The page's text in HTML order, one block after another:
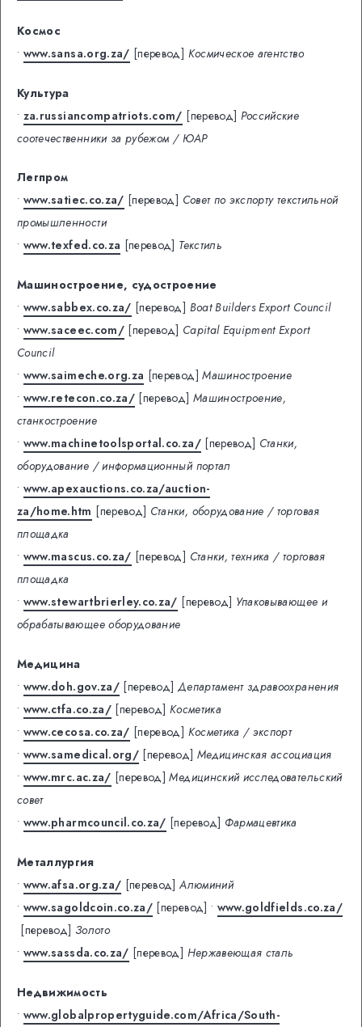
Космос
• www.sansa.org.za/ [перевод] Космическое агентство
Культура
• za.russiancompatriots.com/ [перевод] Российские
соотечественники за рубежом / ЮАР
Легпром
• www.satiec.co.za/ [перевод] Совет по экспорту текстильной
промышленности
• www.texfed.co.za [перевод] Текстиль
Машиностроение, судостроение
• www.sabbex.co.za/ [перевод] Boat Builders Export Council
• www.saceec.com/ [перевод] Capital Equipment Export
Council
• www.saimeche.org.za [перевод] Машиностроение
• www.retecon.co.za/ [перевод] Машиностроение,
станкостроение
• www.machinetoolsportal.co.za/ [перевод] Станки,
оборудование / информационный портал
• www.apexauctions.co.za/auction-
za/home.htm [перевод] Станки, оборудование / торговая
площадка
• www.mascus.co.za/ [перевод] Станки, техника / торговая
площадка
• www.stewartbrierley.co.za/ [перевод] Упаковывающее и
обрабатывающее оборудование
Медицина
• www.doh.gov.za/ [перевод] Департамент здравоохранения
• www.ctfa.co.za/ [перевод] Косметика
• www.cecosa.co.za/ [перевод] Косметика / экспорт
• www.samedical.org/ [перевод] Медицинская ассоциация
• www.mrc.ac.za/ [перевод] Медицинский исследовательский
совет
• www.pharmcouncil.co.za/ [перевод] Фармацевтика
Металлургия
• www.afsa.org.za/ [перевод] Алюминий
• www.sagoldcoin.co.za/ [перевод] • www.goldfields.co.za/
[перевод] Золото
• www.sassda.co.za/ [перевод] Нержавеющая сталь
Недвижимость
• www.globalpropertyguide.com/Africa/South-